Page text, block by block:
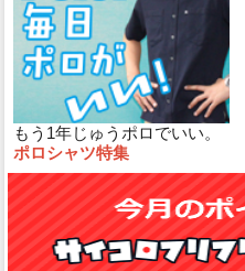
もう1年じゅうポロでいい。
ポロシャツ特集